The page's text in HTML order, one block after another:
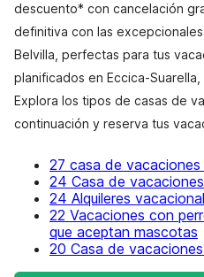
descuento* con cancelación
definitiva con las
Belvilla, perfectas para tus
planificados en Eccica-
Explora los tipos de casas de
continuación y reserva tus
27 casa de
24 Casa de
24 Alquileres
22 Vacaciones con
que aceptan mascotas
20 Casa de